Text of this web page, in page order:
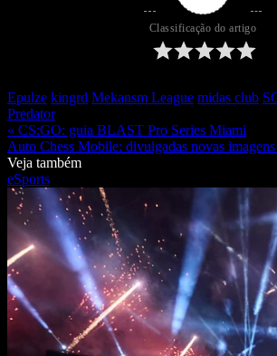
Classificação do artigo
Epulze kingrd Mekansm League midas club
Predator
« CS:GO: guia BLAST Pro Series Miami
Auto Chess Mobile: divulgadas novas
Veja também
eSports